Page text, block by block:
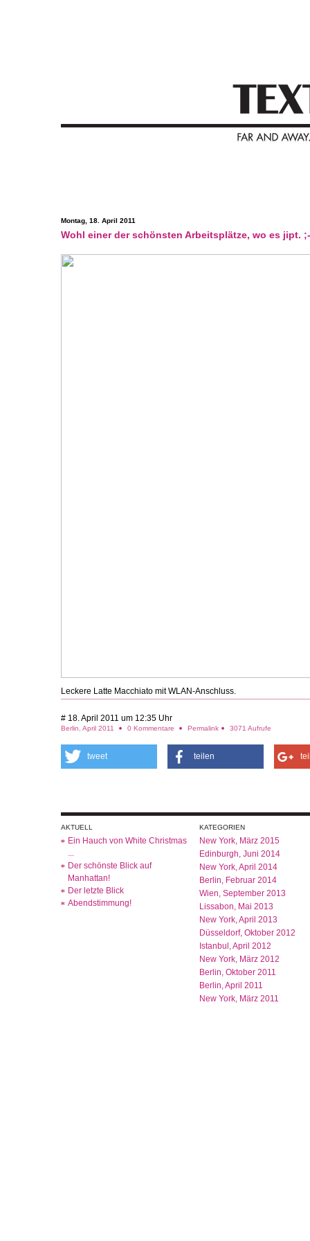
Montag, 18. April 2011
Wohl einer der schönsten Arbeitsplätze, wo es jipt.
Leckere Latte Macchiato mit WLAN-Anschluss.
# 18. April 2011 um 12:35 Uhr
Berlin, April 2011 0 Kommentare Permalink 3071 Aufrufe
tweet teilen
AKTUELL
Ein Hauch von White Christmas
...
Der schönste Blick auf
Manhattan!
Der letzte Blick
Abendstimmung!
KATEGORIEN
New York, März 2015
Edinburgh, Juni 2014
New York, April 2014
Berlin, Februar 2014
Wien, September 2013
Lissabon, Mai 2013
New York, April 2013
Düsseldorf, Oktober 2012
Istanbul, April 2012
New York, März 2012
Berlin, Oktober 2011
Berlin, April 2011
New York, März 2011